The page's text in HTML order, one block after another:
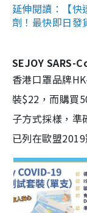
延伸閱讀：【快
劑！最快即日發
SEJOY SARS-
香港口罩品牌
裝$22，而購買
子方式採樣，準
已列在歐盟